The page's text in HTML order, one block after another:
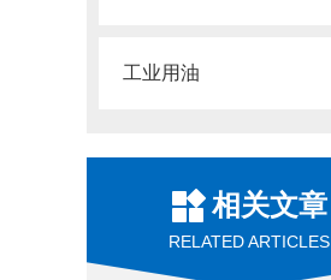
工业用油
相关文章
RELATED ARTICLES